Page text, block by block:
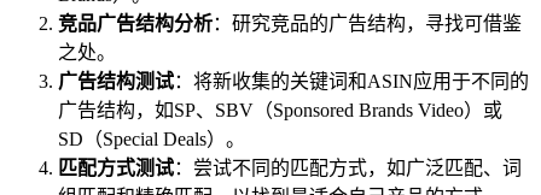
竞品广告结构分析：研究竞品的广告结构，寻找可借鉴
之处。
广告结构测试：将新收集的关键词和ASIN应用于不同的
广告结构，如SP、SBV（Sponsored Brands Video）或
SD（Special Deals）。
匹配方式测试：尝试不同的匹配方式，如广泛匹配、词